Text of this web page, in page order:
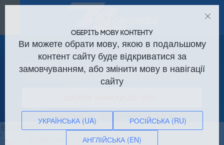
Офіційний сайт ПрАТ «Кредмаш»
Оренда виробничих площ!
ЗАМОВИТИ ЗВОРОТНІЙ ЗВ’ЯЗОК
ОБЕРІТЬ МОВУ КОНТЕНТУ
Ви можете обрати мову, якою в подальшому
контент сайту буде відкриватися за
замовчуванням, або змінити мову в навігації
сайту
УКРАЇНСЬКА (UA)
РОСІЙСЬКА (RU)
АНГЛІЙСЬКА (EN)